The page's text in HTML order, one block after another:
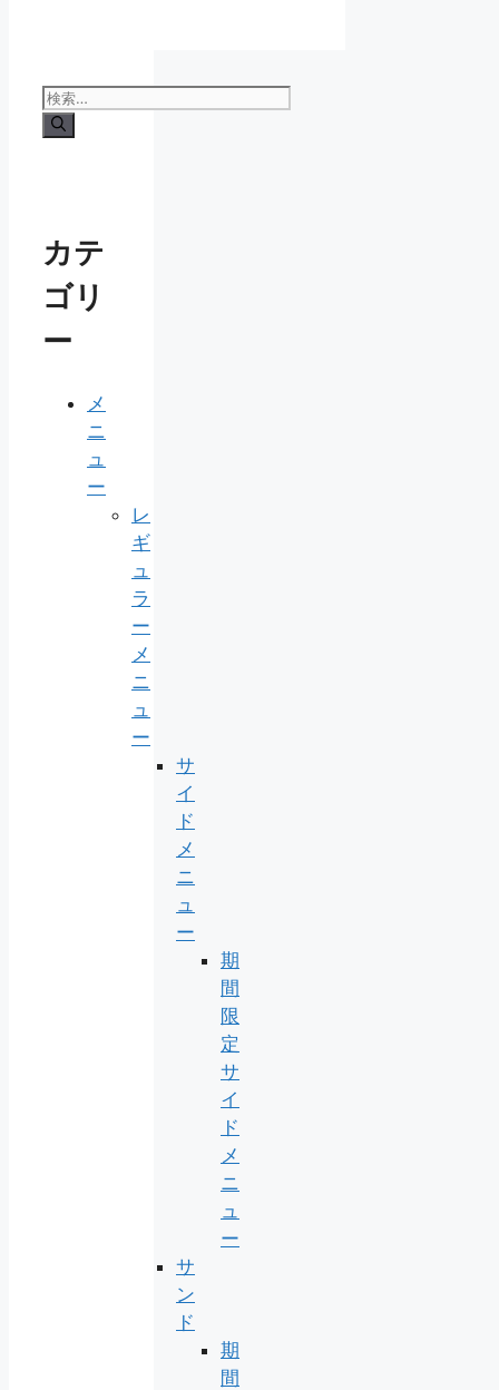
検
索:
カテ
ゴリ
ー
メ
ニ
ュ
ー
レ
ギ
ュ
ラ
ー
メ
ニ
ュ
ー
サ
イ
ド
メ
ニ
ュ
ー
期
間
限
定
サ
イ
ド
メ
ニ
ュ
ー
サ
ン
ド
期
間